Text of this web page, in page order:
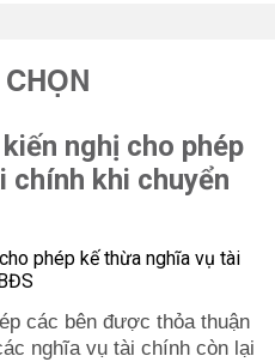
CHỌN
nghị cho phép
chính khi chuyển
các bên được thỏa thuận
nghĩa vụ tài chính còn lại